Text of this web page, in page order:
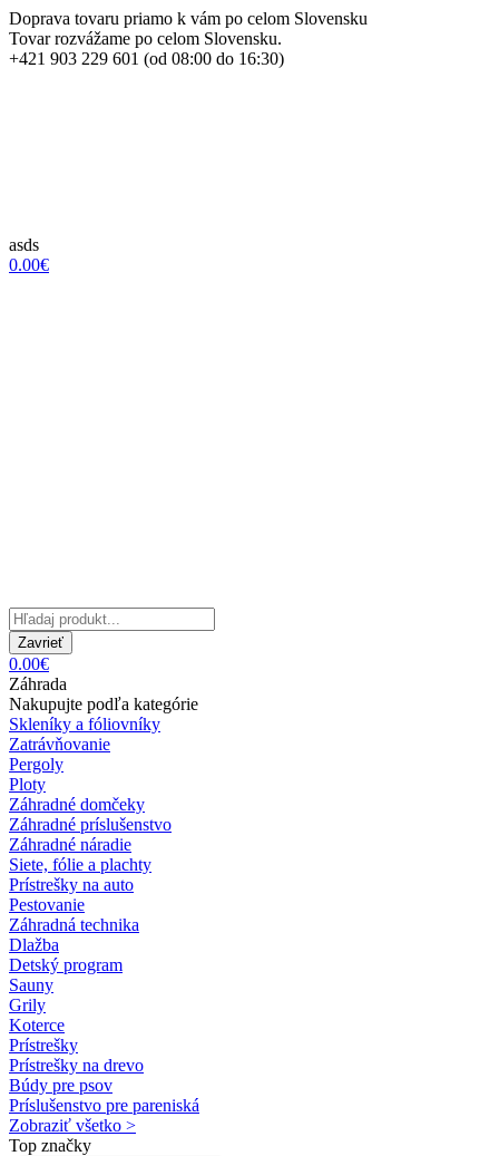
Doprava tovaru priamo k vám po celom Slovensku
Tovar rozvážame po celom Slovensku.
+421 903 229 601 (od 08:00 do 16:30)
asds
0.00€
Zavrieť
0.00€
Záhrada
Nakupujte podľa kategórie
Skleníky a fóliovníky
Zatrávňovanie
Pergoly
Ploty
Záhradné domčeky
Záhradné príslušenstvo
Záhradné náradie
Siete, fólie a plachty
Prístrešky na auto
Pestovanie
Záhradná technika
Dlažba
Detský program
Sauny
Grily
Koterce
Prístrešky
Prístrešky na drevo
Búdy pre psov
Príslušenstvo pre pareniská
Zobraziť všetko >
Top značky